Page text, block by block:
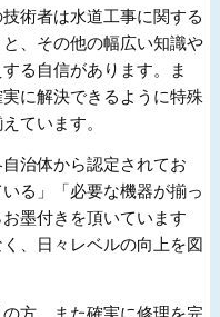
術者は水道工事に関する
、その他の幅広い知識や
る自信があります。ま
に解決できるように特殊
ています。
治体から認定されてお
る」「必要な機器が揃っ
墨付きを頂いています
、日々レベルの向上を図
方、また確実に修理を完